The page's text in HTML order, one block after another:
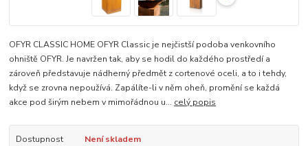
OFYR CLASSIC HOME OFYR Classic je nejčistší podoba venkovního
ohniště OFYR. Je navržen tak, aby se hodil do každého prostředí a
zároveň představuje nádherný předmět z cortenové oceli, a to i tehdy,
když se zrovna nepoužívá. Zapálíte-li v něm oheň, promění se každá
akce pod širým nebem v mimořádnou u... celý popis
Dostupnost Není skladem